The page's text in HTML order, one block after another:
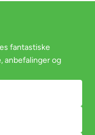
fantastiske
anbefalinger og